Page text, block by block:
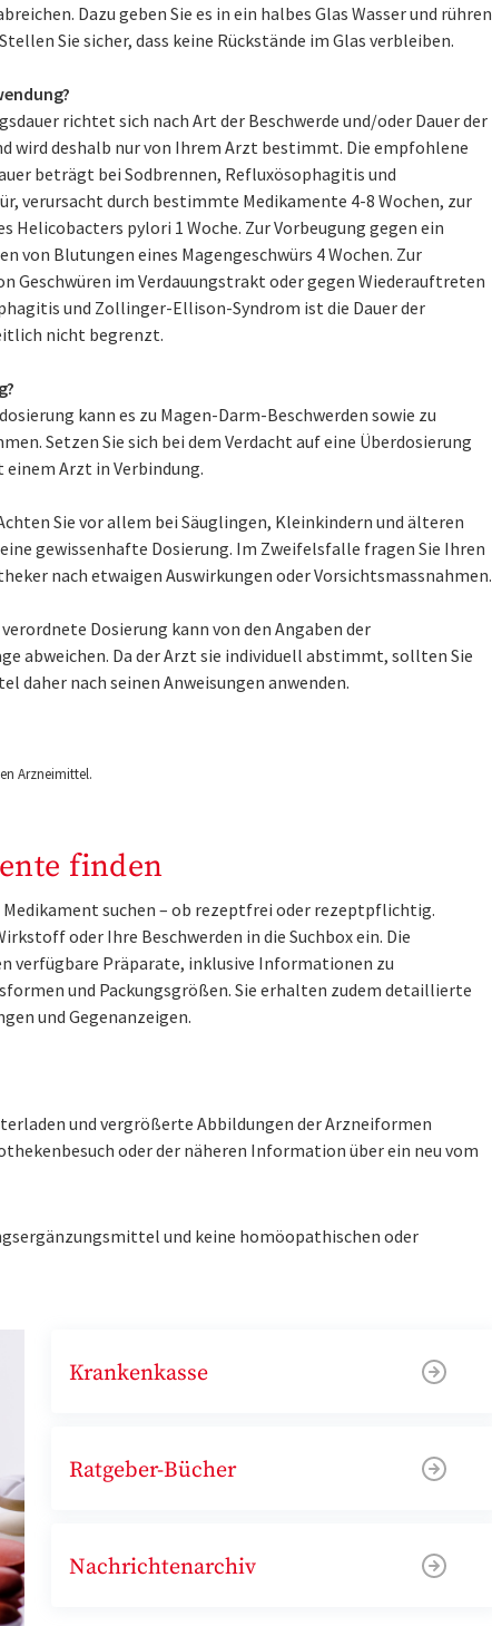
Dazu geben Sie es in ein halbes Glas Wasser und rühren
Sie sicher, dass keine Rückstände im Glas verbleiben.
richtet sich nach Art der Beschwerde und/oder Dauer der
wird deshalb nur von Ihrem Arzt bestimmt. Die empfohlene
beträgt bei Sodbrennen, Refluxösophagitis und
verursacht durch bestimmte Medikamente 4-8 Wochen, zur
Helicobacters pylori 1 Woche. Zur Vorbeugung gegen ein
von Blutungen eines Magengeschwürs 4 Wochen. Zur
Geschwüren im Verdauungstrakt oder gegen Wiederauftreten
und Zollinger-Ellison-Syndrom ist die Dauer der
nicht begrenzt.
kann es zu Magen-Darm-Beschwerden sowie zu
Setzen Sie sich bei dem Verdacht auf eine Überdosierung
Arzt in Verbindung.
Sie vor allem bei Säuglingen, Kleinkindern und älteren
gewissenhafte Dosierung. Im Zweifelsfalle fragen Sie Ihren
nach etwaigen Auswirkungen oder Vorsichtsmassnahmen.
Dosierung kann von den Angaben der
abweichen. Da der Arzt sie individuell abstimmt, sollten Sie
daher nach seinen Anweisungen anwenden.
Arzneimittel.
finden
suchen – ob rezeptfrei oder rezeptpflichtig.
oder Ihre Beschwerden in die Suchbox ein. Die
verfügbare Präparate, inklusive Informationen zu
und Packungsgrößen. Sie erhalten zudem detaillierte
und Gegenanzeigen.
und vergrößerte Abbildungen der Arzneiformen
oder der näheren Information über ein neu vom
und keine homöopathischen oder
Krankenkasse
Ratgeber-Bücher
Nachrichtenarchiv